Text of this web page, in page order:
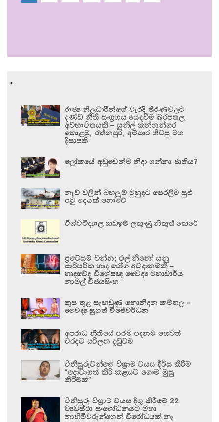
.
රාජ්‍ය නිලධාරීන්ගේ වැරදි තීරණවලට
දණ්ඩ නීති සංග්‍රහය යෙදවීම බරපතල
අවභාවිතයකි – සුනිල් කන්නන්ගර
කොළඹ, රත්නපුර, අම්පාර හිටපු මහ
දිසාපති
ලෝකයේ අඩුවෙන්ම නිදා ගන්නා ජාතිය?
නැව් වලින් බහලුම් මුහුදට පෙරලීම සුළු
පටු දෙයක් නොවේ
විශ්වවිද්‍යාල කඩඉම් ලකුණු නිකුත් කෙරේ
ප්‍රවේසම් වන්න; එල් නිනෝ යනු
පාරිසරික හෘද රෝග අවදානමකි –
හෘදවේද විශේෂඥ වෛද්‍ය මහාචාර්ය
නාමල් විජයසිංහ
කුස තුළ සැඟවුණු නොනිදන කම්හල –
වෛද්‍ය සුගත් විජේවර්ධන
අපරාධ නීතියේ පරම පදනම හෙවත්
වරදට සරිලන දඬුවම
විනිසුරුවන්ගේ විශ්‍රාම වයස දීර්ඝ කිරීම
“දොවාගත් කිරි කළයට ගොම මුසු
කිරීමක්”
විනිසුරු විශ්‍රාම වයස දිගු කිරීමේ 22
ව්‍යවස්ථා සංශෝධනයට මහා
නාහිමිවරුන්ගෙන් විරෝධයක් නෑ